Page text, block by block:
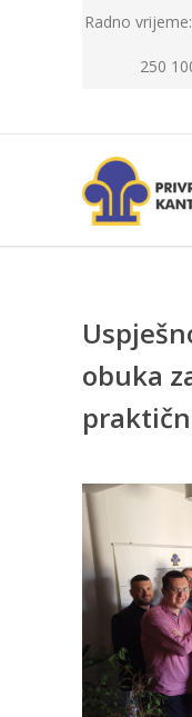
Radno
250
obuka